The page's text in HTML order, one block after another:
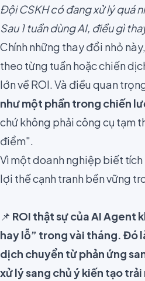
Đội CSKH có đang xử lý quá
Sau 1 tuần dùng AI, điều gì
Chính những thay đổi nhỏ
theo từng tuần hoặc chiến
lớn về ROI. Và điều quan
như một phần trong chiến
chứ không phải công cụ tạm
điểm".
Vì một doanh nghiệp biết tích
lợi thế cạnh tranh bền vững
📌 ROI thật sự của AI Agent
hay lỗ” trong vài tháng. Đó
dịch chuyển từ phản ứng
xử lý sang chủ ý kiến tạo